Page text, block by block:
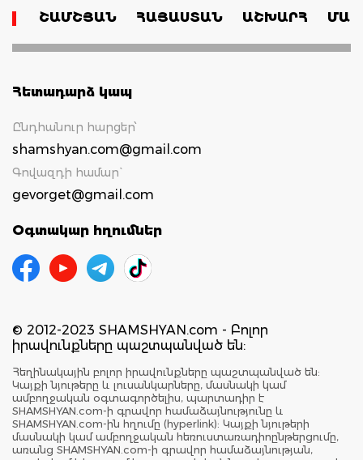
ՇԱՄՇՅԱՆ ՀԱՅԱՍՏԱՆ ԱՇԽԱՐՀ
Հետադարձ կապ
Ընդհանուր հարցեր՝
shamshyan.com@gmail.com
Գովազդի համար`
gevorget@gmail.com
Օգտակար հղումներ
© 2012-2023 SHAMSHYAN.com - Բոլոր
իրավունքները պաշտպանված են:
Հեղինակային բոլոր իրավունքները պաշտպանված են:
Կայքի նյութերը և լուսանկարները, մասնակի կամ
ամբողջական օգտագործելիս, պարտադիր է
SHAMSHYAN.com-ի գրավոր համաձայնությունը և
SHAMSHYAN.com-ին հղումը (hyperlink): Կայքի նյութերի
մասնակի կամ ամբողջական հեռուստառադիոընթերցումը,
առանց SHAMSHYAN.com-ի գրավոր համաձայնության,